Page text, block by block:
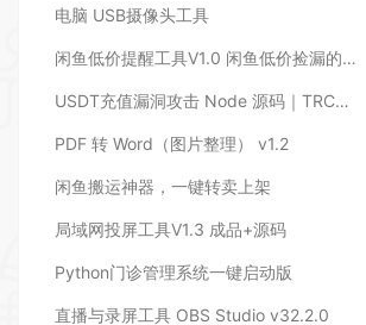
电脑 USB摄像头工具
闲鱼低价提醒工具V1.0 闲鱼低价捡漏的监控神器
USDT充值漏洞攻击 Node 源码｜TRC20/ERC20 充值漏洞利用脚本全套源码
PDF 转 Word（图片整理） v1.2
闲鱼搬运神器，一键转卖上架
局域网投屏工具V1.3 成品+源码
Python门诊管理系统一键启动版
直播与录屏工具 OBS Studio v32.2.0